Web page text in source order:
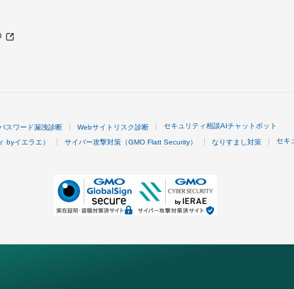
パスワード漏洩診断 Webサイトリスク診断 セキュリティ相談AIチャットボット
byイエラエ） サイバー攻撃対策（GMO Flatt Security） なりすまし対策 セキ